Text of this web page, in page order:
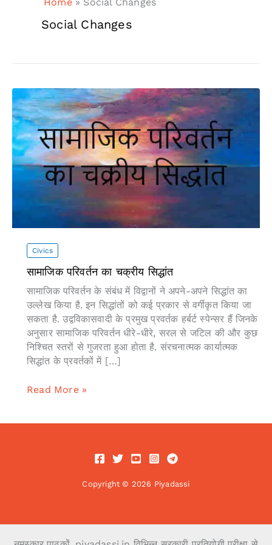
Social Changes
Civics
सामाजिक परिवर्तन का चक्रीय सिद्धांत
सामाजिक परिवर्तन के संबंध में विद्वानों ने अपने-अपने सिद्धांत का
उल्लेख किया है. इन सिद्धांतों को कई प्रकार से वर्गीकृत किया जा
सकता है. उद्वविकासवादी के प्रमुख प्रवर्तक हर्बर्ट स्पेन्सर हैं जिनके
अनुसार सामाजिक परिवर्तन धीरे-धीरे, सरल से जटिल की और कुछ
निश्चित स्तरों से गुजरता हुआ होता है. संरचनात्मक कार्यात्मक
सिद्धांत के प्रवर्तकों में […]
सामाजिक
Read More »
Copyright © 2026 Piyadassi